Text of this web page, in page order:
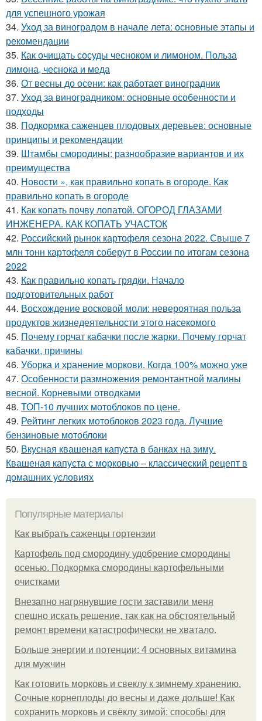
для успешного урожая
34. Уход за виноградом в начале лета: основные этапы и
рекомендации
35. Как очищать сосуды чесноком и лимоном. Польза
лимона, чеснока и меда
36. От весны до осени: как работает виноградник
37. Уход за виноградником: основные особенности и
подходы
38. Подкормка саженцев плодовых деревьев: основные
принципы и рекомендации
39. Штамбы смородины: разнообразие вариантов и их
преимущества
40. Новости », как правильно копать в огороде. Как
правильно копать в огороде
41. Как копать почву лопатой. ОГОРОД ГЛАЗАМИ
ИНЖЕНЕРА. КАК КОПАТЬ УЧАСТОК
42. Российский рынок картофеля сезона 2022. Свыше 7
млн тонн картофеля соберут в России по итогам сезона
2022
43. Как правильно копать грядки. Начало
подготовительных работ
44. Восхождение восковой моли: невероятная польза
продуктов жизнедеятельности этого насекомого
45. Почему горчат кабачки после жарки. Почему горчат
кабачки, причины
46. Уборка и хранение моркови. Когда 100% можно уже
47. Особенности размножения ремонтантной малины
весной. Корневыми отводками
48. ТОП-10 лучших мотоблоков по цене.
49. Рейтинг легких мотоблоков 2023 года. Лучшие
бензиновые мотоблоки
50. Вкусная квашеная капуста в банках на зиму.
Квашеная капуста с морковью – классический рецепт в
домашних условиях
Популярные материалы
Как выбрать саженцы гортензии
Картофель под смородину удобрение смородины
осенью. Подкормка смородины картофельными
очистками
Внезапно нагрянувшие гости заставили меня
спешно искать решение, так как на обстоятельный
ремонт времени катастрофически не хватало.
Больше энергии и потенции: 4 основных витамина
для мужчин
Как готовить морковь и свеклу к зимнему хранению.
Сочные корнеплоды до весны и даже дольше! Как
сохранить морковь и свёклу зимой: способы для